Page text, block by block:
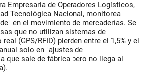
Empresaria de Operadores Logísticos,
Tecnológica Nacional, monitorea
en el movimiento de mercaderías. Se
que no utilizan sistemas de
(GPS/RFID) pierden entre el 1,5% y el
solo en "ajustes de
que sale de fábrica pero no llega al